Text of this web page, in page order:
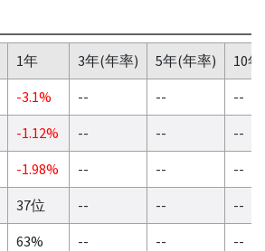
1年 3年(年率) 5年(年率)
10
-3.1% -- --
--
-1.12% -- --
--
-1.98% -- --
--
37位 -- --
--
63% -- --
--